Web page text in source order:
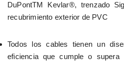
DuPontTM Kevlar®, trenzado
recubrimiento exterior de PVC
Todos los cables tienen un
eficiencia que cumple o